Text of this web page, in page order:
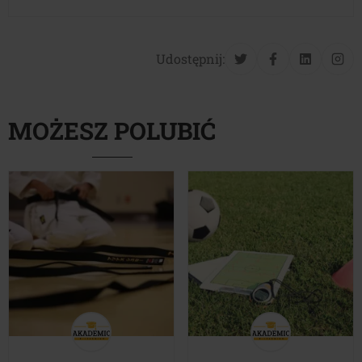
Udostępnij:
MOŻESZ POLUBIĆ